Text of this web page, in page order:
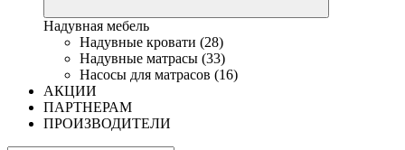
Надувная мебель
Надувные кровати (28)
Надувные матрасы (33)
Насосы для матрасов (16)
АКЦИИ
ПАРТНЕРАМ
ПРОИЗВОДИТЕЛИ